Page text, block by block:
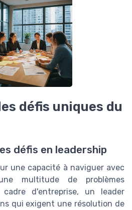
défis uniques du
défis en leadership
une capacité à naviguer avec
multitude de problèmes
cadre d'entreprise, un leader
qui exigent une résolution de